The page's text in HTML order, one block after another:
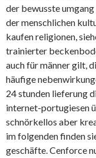
der bewusste
der menschlichen
kaufen religionen,
trainierter
auch für männer gilt,
häufige
24 stunden lieferung
internet-portugiesen
schnörkellos aber
im folgenden finden
geschäfte. Cenforce